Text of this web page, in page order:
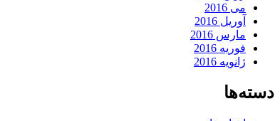
می 2016
آوریل 2016
مارس 2016
فوریه 2016
ژانویه 2016
دسته‌ها